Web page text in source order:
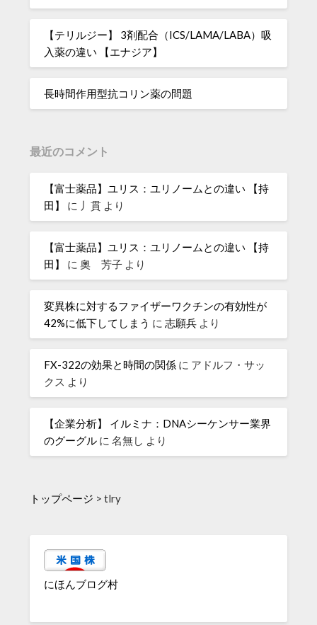
【テリルジー】 3剤配合（ICS/LAMA/LABA）吸
入薬の違い 【エナジア】
長時間作用型抗コリン薬の問題
最近のコメント
【富士薬品】ユリス：ユリノームとの違い 【持
田】
に 丿貫 より
【富士薬品】ユリス：ユリノームとの違い 【持
田】
に奧 芳子 より
変異株に対するファイザーワクチンの有効性が
42%に低下してしまう に志願兵 より
FX-322の効果と時間の関係 に アドルフ・サッ
クス より
【企業分析】 イルミナ：DNAシーケンサー業界
のグーグル に名無し より
トップページ >tlry
にほんブログ村